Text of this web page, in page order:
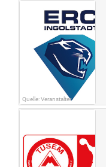
Quelle: Veranstalter